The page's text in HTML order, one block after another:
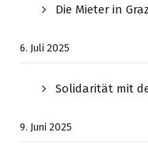
Die Mieter in
6. Juli 2025
Solidarität mit
9. Juni 2025